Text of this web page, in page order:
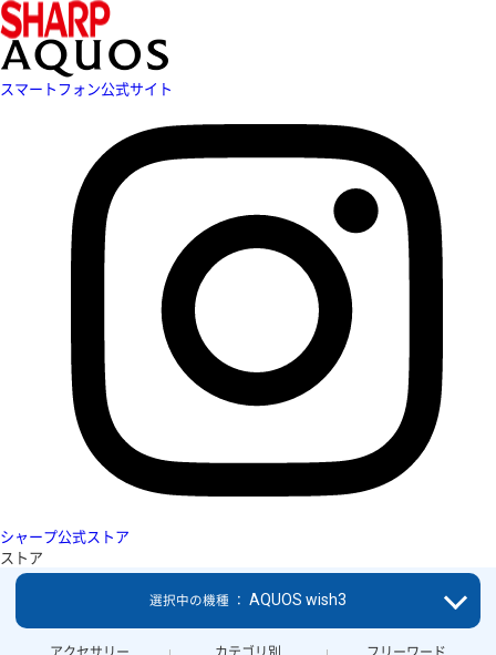
スマートフォン公式サイト
シャープ公式ストア
ストア
選択中の機種 ： AQUOS wish3